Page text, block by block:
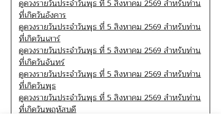
ดูดวงรายวันประจำวันพุธ ที่ 5 สิงหาคม 2569 สำหรับท่าน
ที่เกิดวันอังคาร
ดูดวงรายวันประจำวันพุธ ที่ 5 สิงหาคม 2569 สำหรับท่าน
ที่เกิดวันเสาร์
ดูดวงรายวันประจำวันพุธ ที่ 5 สิงหาคม 2569 สำหรับท่าน
ที่เกิดวันจันทร์
ดูดวงรายวันประจำวันพุธ ที่ 5 สิงหาคม 2569 สำหรับท่าน
ที่เกิดวันพุธ
ดูดวงรายวันประจำวันพุธ ที่ 5 สิงหาคม 2569 สำหรับท่าน
ที่เกิดวันพฤหัสบดี